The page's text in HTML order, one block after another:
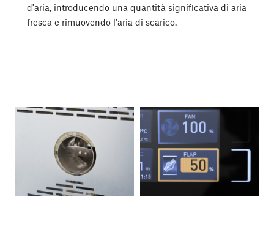
d'aria, introducendo una quantità significativa di aria
fresca e rimuovendo l'aria di scarico.